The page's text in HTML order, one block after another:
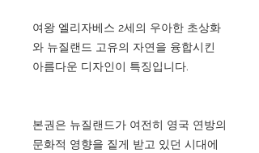
여왕 엘리자베스 2세의 우아한 초상화
와 뉴질랜드 고유의 자연을 융합시킨
아름다운 디자인이 특징입니다.
본권은 뉴질랜드가 여전히 영국 연방의
문화적 영향을 짙게 받고 있던 시대에